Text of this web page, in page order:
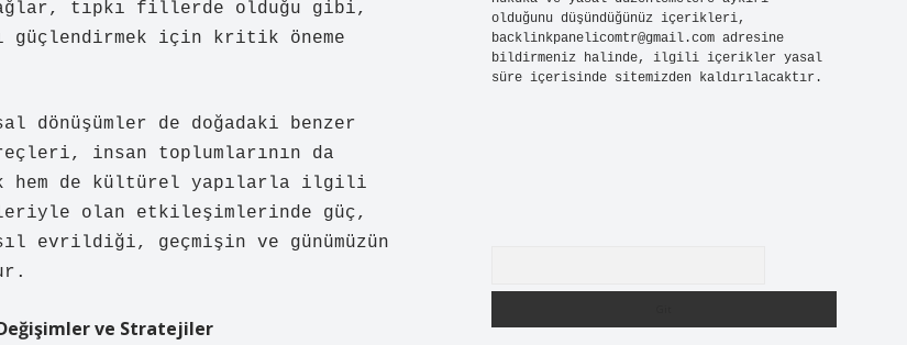
tıpkı fillerde olduğu gibi,
güçlendirmek için kritik öneme
dönüşümler de doğadaki benzer
insan toplumlarının da
hem de kültürel yapılarla ilgili
olan etkileşimlerinde güç,
evrildiği, geçmişin ve günümüzün
ve Stratejiler
olduğunu düşündüğünüz içerikleri,
backlinkpanelicomtr@gmail.comadresine
bildirmeniz halinde, ilgili içerikler yasal
süre içerisinde sitemizden kaldırılacaktır.